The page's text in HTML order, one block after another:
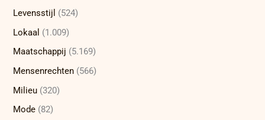
Levensstijl (524)
Lokaal (1.009)
Maatschappij (5.169)
Mensenrechten (566)
Milieu (320)
Mode (82)